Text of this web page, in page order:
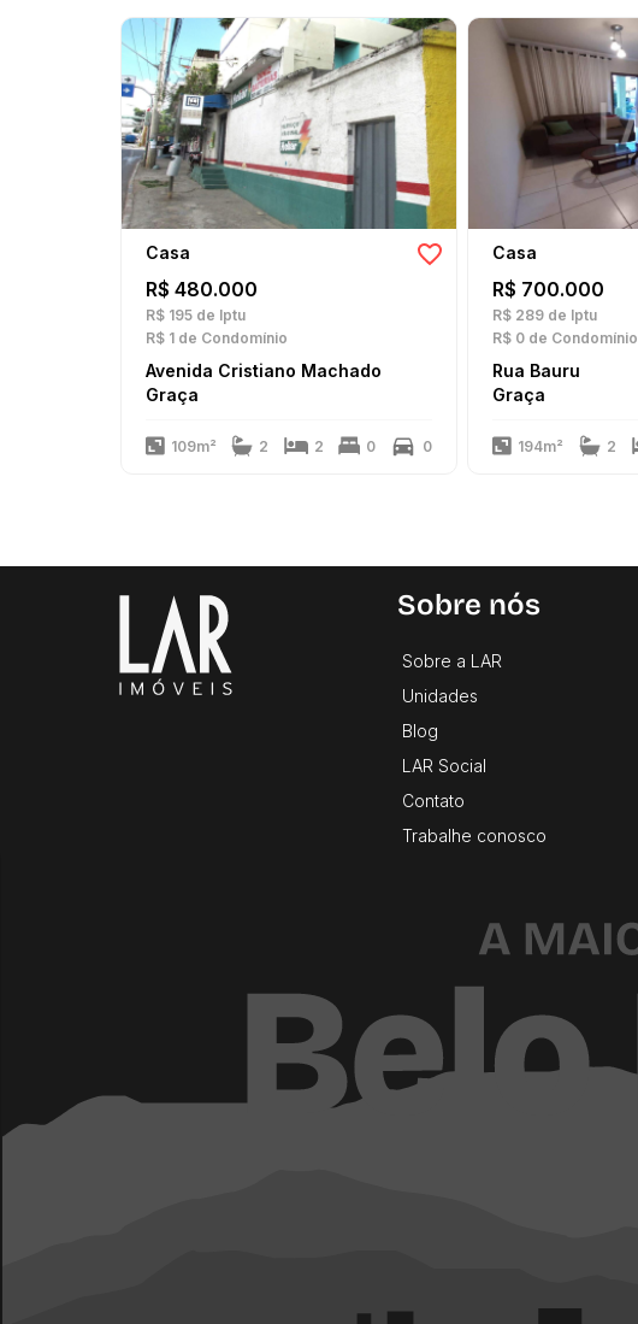
Casa
R$ 480.000
R$ 195 de Iptu
R$ 1 de Condomínio
Avenida Cristiano Machado
Graça
109m² 2 2 0 0
Casa
R$ 700.000
R$ 289 de Iptu
R$ 0 de Condomínio
Rua Bauru
Graça
194m² 2
Sobre nós
Sobre a LAR
Unidades
Blog
LAR Social
Contato
Trabalhe conosco